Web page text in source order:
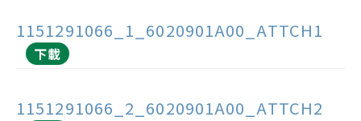
1151291066_1_6020901A00_ATTCH1
下載
1151291066_2_6020901A00_ATTCH2